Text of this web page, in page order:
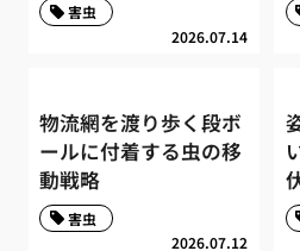
2026.07.14
害虫
物流網を渡り歩く段ボ
ールに付着する虫の移
動戦略
2026.07.12
害虫